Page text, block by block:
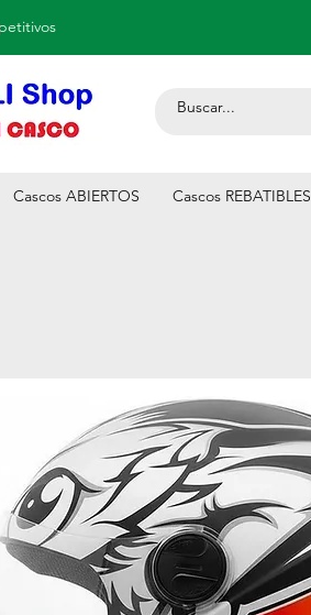
Cascos ABIERTOS Cascos REBATIBLES